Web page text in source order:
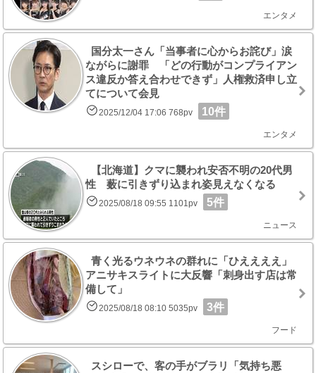
エンタメ
国分太一さん「当事者に心からお詫び」涙
ながらに謝罪 「どの行動がコンプライアン
ス違反か答え合わせできず」人権救済申し立
てについて会見
2025/12/04 17:06 768pv 10件
エンタメ
【北海道】クマに襲われ安否不明の20代男
性 薮に引きずり込まれ姿見えなくなる
2025/08/18 09:55 1101pv 5件
ニュース
青く光るウネウネの群れに「ひええええ」
アニサキスライトに大反響「刺身出す店は常
備して」
2025/08/18 08:10 5035pv 3件
フード
スシローで、客の手がブラリ「気持ち悪